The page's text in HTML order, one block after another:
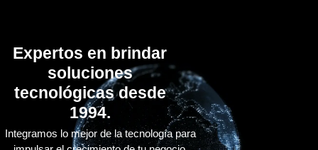
Expertos en brindar
soluciones
tecnológicas desde
1994.
Integramos lo mejor de la tecnología para